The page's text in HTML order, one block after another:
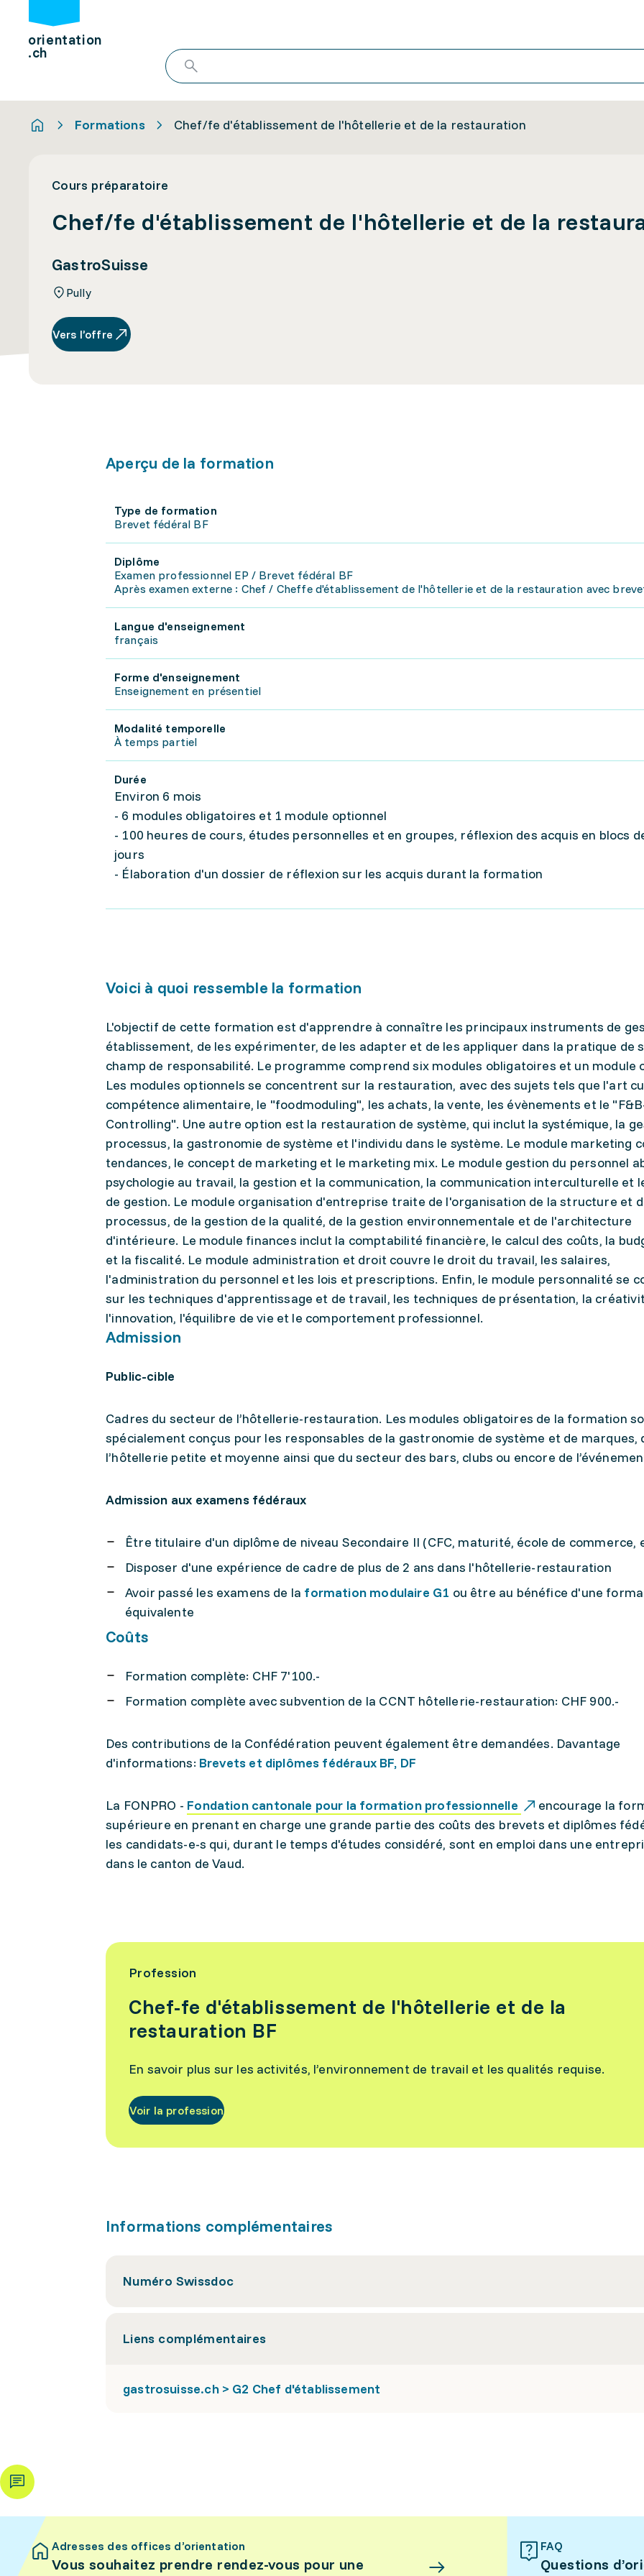
orientation
.ch
Formations Chef/fe d'établissement de l'hôtellerie et de la restauration
Cours préparatoire
Chef/fe d'établissement de l'hôtellerie et de la
GastroSuisse
Pully
Vers l’offre
Aperçu de la formation
Type de formation
Brevet fédéral BF
Diplôme
Examen professionnel EP / Brevet fédéral BF
Après examen externe : Chef / Cheffe d'établissement de l'hôtellerie et de la restauration avec
Langue d'enseignement
français
Forme d'enseignement
Enseignement en présentiel
Modalité temporelle
À temps partiel
Durée
Environ 6 mois
- 6 modules obligatoires et 1 module optionnel
- 100 heures de cours, études personnelles et en groupes, réflexion des acquis en blocs
jours
- Élaboration d'un dossier de réflexion sur les acquis durant la formation
Voici à quoi ressemble la formation
L'objectif de cette formation est d'apprendre à connaître les principaux instruments de
établissement, de les expérimenter, de les adapter et de les appliquer dans la pratique de
champ de responsabilité. Le programme comprend six modules obligatoires et un module
Les modules optionnels se concentrent sur la restauration, avec des sujets tels que l'art
compétence alimentaire, le "foodmoduling", les achats, la vente, les évènements et le
Controlling". Une autre option est la restauration de système, qui inclut la systémique, la
processus, la gastronomie de système et l'individu dans le système. Le module marketing
tendances, le concept de marketing et le marketing mix. Le module gestion du personnel
psychologie au travail, la gestion et la communication, la communication interculturelle et
de gestion. Le module organisation d'entreprise traite de l'organisation de la structure et
processus, de la gestion de la qualité, de la gestion environnementale et de l'architecture
d'intérieure. Le module finances inclut la comptabilité financière, le calcul des coûts, la
et la fiscalité. Le module administration et droit couvre le droit du travail, les salaires,
l'administration du personnel et les lois et prescriptions. Enfin, le module personnalité se
sur les techniques d'apprentissage et de travail, les techniques de présentation, la
l'innovation, l'équilibre de vie et le comportement professionnel.
Admission
Public-cible
Cadres du secteur de l’hôtellerie-restauration. Les modules obligatoires de la formation
spécialement conçus pour les responsables de la gastronomie de système et de marques,
l’hôtellerie petite et moyenne ainsi que du secteur des bars, clubs ou encore de
Admission aux examens fédéraux
Être titulaire d'un diplôme de niveau Secondaire II (CFC, maturité, école de commerce,
Disposer d'une expérience de cadre de plus de 2 ans dans l'hôtellerie-restauration
Avoir passé les examens de la formation modulaire G1 ou être au bénéfice d'une
équivalente
Coûts
Formation complète: CHF 7'100.-
Formation complète avec subvention de la CCNT hôtellerie-restauration: CHF 900.-
Des contributions de la Confédération peuvent également être demandées. Davantage
d'informations: Brevets et diplômes fédéraux BF, DF
La FONPRO - Fondation cantonale pour la formation professionnelle
encourage la
supérieure en prenant en charge une grande partie des coûts des brevets et diplômes
les candidats-e-s qui, durant le temps d'études considéré, sont en emploi dans une
dans le canton de Vaud.
Profession
Chef-fe d'établissement de l'hôtellerie et de la
restauration BF
En savoir plus sur les activités, l’environnement de travail et les qualités requise.
Voir la profession
Informations complémentaires
Numéro Swissdoc
Liens complémentaires
gastrosuisse.ch > G2 Chef d'établissement
Adresses des offices d’orientation
Vous souhaitez prendre rendez-vous pour une
FAQ
Questions